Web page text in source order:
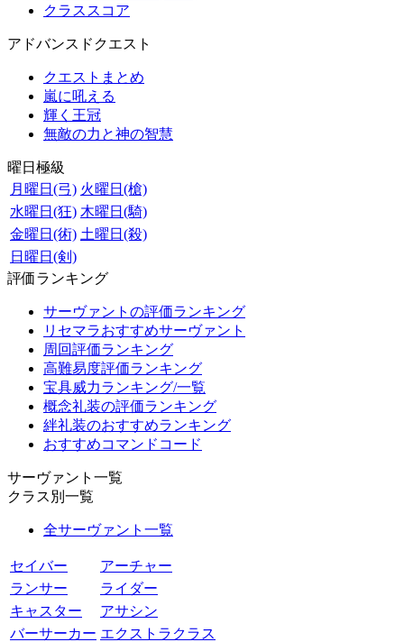
クラススコア
アドバンスドクエスト
クエストまとめ
嵐に吼える
輝く王冠
無敵の力と神の智慧
曜日極級
月曜日(弓) 火曜日(槍)
水曜日(狂) 木曜日(騎)
金曜日(術) 土曜日(殺)
日曜日(剣)
評価ランキング
サーヴァントの評価ランキング
リセマラおすすめサーヴァント
周回評価ランキング
高難易度評価ランキング
宝具威力ランキング/一覧
概念礼装の評価ランキング
絆礼装のおすすめランキング
おすすめコマンドコード
サーヴァント一覧
クラス別一覧
全サーヴァント一覧
セイバー
アーチャー
ランサー
ライダー
キャスター
アサシン
バーサーカー エクストラクラス